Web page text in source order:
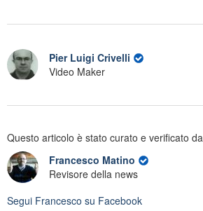
Pier Luigi Crivelli
Video Maker
Questo articolo è stato curato e verificato da
Francesco Matino
Revisore della news
Segui Francesco su Facebook